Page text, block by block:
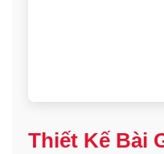
Thiết Kế Bài